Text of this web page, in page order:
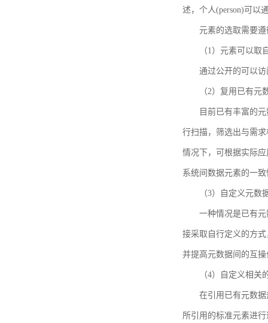
述，个人(person)可以
元素的选取需要
（1）元素可以取
通过公开的可以
（2）复用已有元
目前已有丰富的
行扫描，筛选出与需
情况下，可根据实际
系统间数据元素的一致
（3）自定义元数
一种情况是已有
接采取自行定义的方
并提高元数据间的互
（4）自定义相关
在引用已有元数
所引用的标准元素进